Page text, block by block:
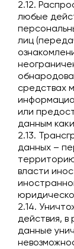
2.12.
любые
лиц
средствах
или
данным
2.13.
данных –
власти
2.14.
действия, в
данные